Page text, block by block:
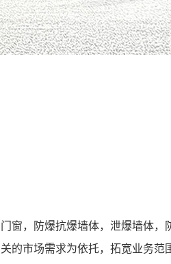
窗，防爆抗爆墙体，泄爆墙体，
的市场需求为依托，拓宽业务范